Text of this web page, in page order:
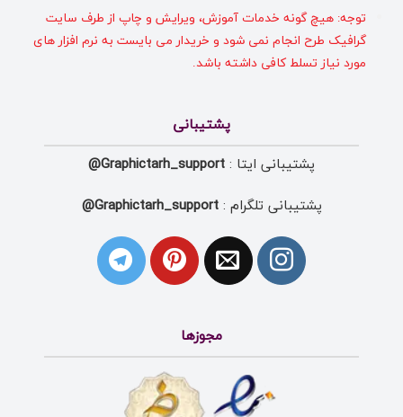
توجه: هیچ گونه خدمات آموزش، ویرایش و چاپ از طرف سایت
گرافیک طرح انجام نمی شود و خریدار می بایست به نرم افزار های
مورد نیاز تسلط کافی داشته باشد.
پشتیبانی
پشتیبانی ایتا : Graphictarh_support@
پشتیبانی تلگرام :Graphictarh_support@
مجوزها